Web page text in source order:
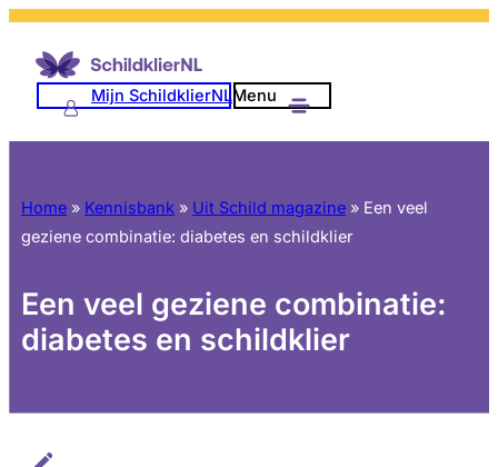
Mijn SchildklierNLMenu
Home » Kennisbank » Uit Schild magazine » Een veel
geziene combinatie: diabetes en schildklier
Een veel geziene combinatie:
diabetes en schildklier